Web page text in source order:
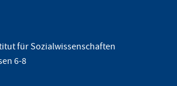
für Sozialwissenschaften
6-8